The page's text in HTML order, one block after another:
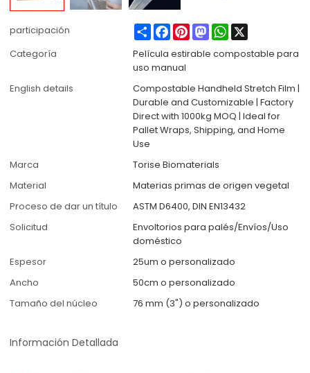
participación ShareFacebook
PinterestMastodonWhatsApp
Categoría
Película estirable compostable para
uso manual
English details
Compostable Handheld Stretch Film |
Durable and Customizable | Factory
Direct with 1000kg MOQ | Ideal for
Pallet Wraps, Shipping, and Home
Use
Marca
Torise Biomaterials
Material
Materias primas de origen vegetal
Proceso de dar un título
ASTM D6400, DIN EN13432
Solicitud
Envoltorios para palés/Envíos/Uso
doméstico
Espesor
25um o personalizado
Ancho
50cm o personalizado
Tamaño del núcleo
76 mm (3") o personalizado
Información Detallada